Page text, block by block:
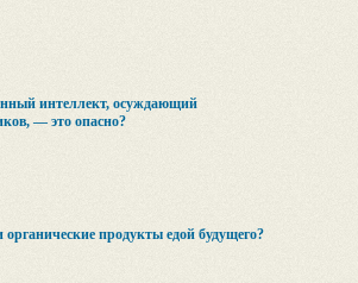
интеллект, осуждающий
— это опасно?
продукты едой будущего?